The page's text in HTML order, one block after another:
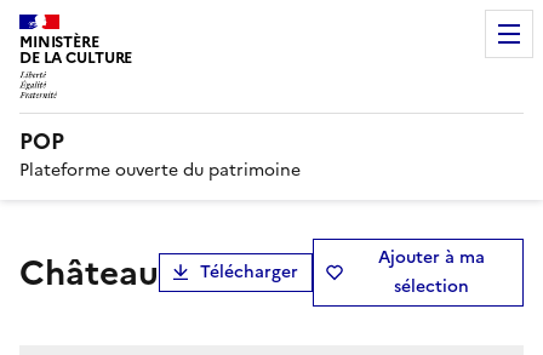
MINISTÈRE
DE LA CULTURE
POP
Plateforme ouverte du patrimoine
Château Télécharger
Ajouter à ma
sélection